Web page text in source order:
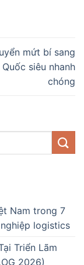
mứt bí sang
Quốc siêu nhanh
chóng
Nam trong 7
logistics
Triển Lãm
2026)